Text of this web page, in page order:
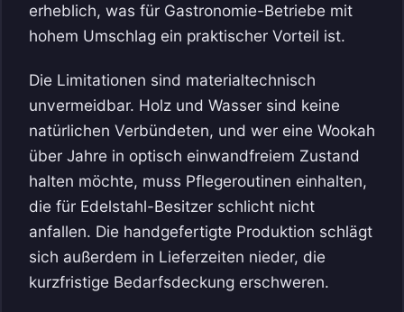
erheblich, was für Gastronomie-Betriebe mit
hohem Umschlag ein praktischer Vorteil ist.
Die Limitationen sind materialtechnisch
unvermeidbar. Holz und Wasser sind keine
natürlichen Verbündeten, und wer eine Wookah
über Jahre in optisch einwandfreiem Zustand
halten möchte, muss Pflegeroutinen einhalten,
die für Edelstahl-Besitzer schlicht nicht
anfallen. Die handgefertigte Produktion schlägt
sich außerdem in Lieferzeiten nieder, die
kurzfristige Bedarfsdeckung erschweren.